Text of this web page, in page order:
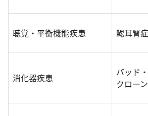
聴覚・平衡機能疾患 鰓耳腎
消化器疾患
バッド
クロー